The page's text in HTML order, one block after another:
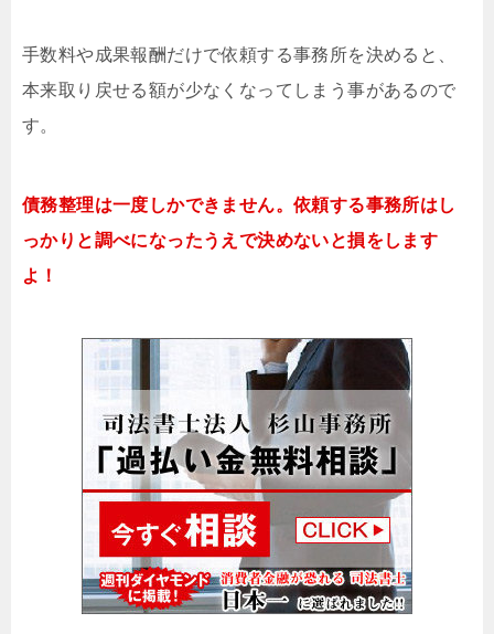
手数料や成果報酬だけで依頼する事務所を決めると、
本来取り戻せる額が少なくなってしまう事があるので
す。
債務整理は一度しかできません。依頼する事務所はし
っかりと調べになったうえで決めないと損をします
よ！